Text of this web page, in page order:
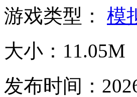
游戏类型： 模
大小：11.05M
发布时间：